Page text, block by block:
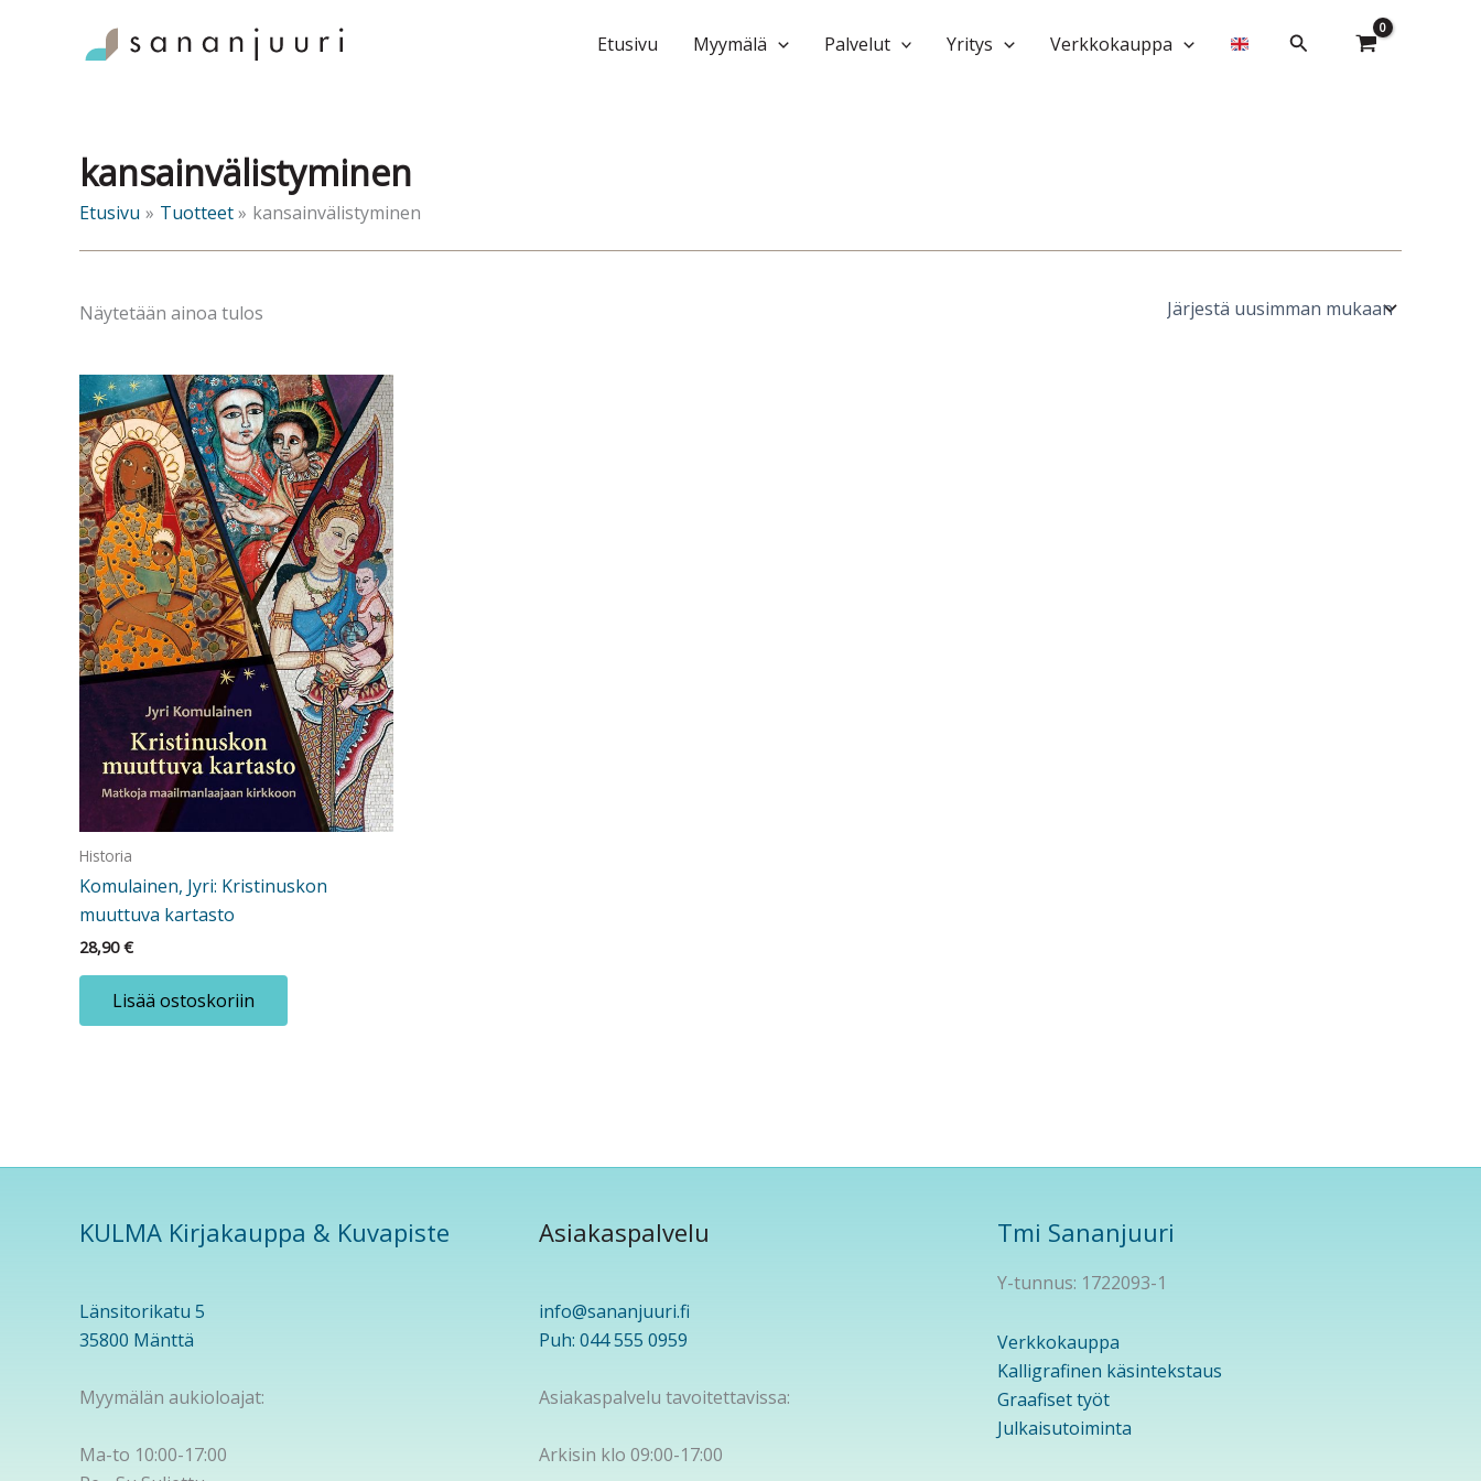
Etusivu Myymälä Palvelut Yritys Verkkokauppa Hae
kansainvälistyminen
Etusivu Tuotteet kansainvälistyminen
Näytetään ainoa tulos
Historia
Komulainen, Jyri: Kristinuskon
muuttuva kartasto
28,90€
Lisää ostoskoriin
KULMA Kirjakauppa & Kuvapiste
Länsitorikatu 5
35800 Mänttä
Myymälän aukioloajat:
Ma-to 10:00-17:00
Asiakaspalvelu
info@sananjuuri.fi
Puh: 044 555 0959
Asiakaspalvelu tavoitettavissa:
Arkisin klo 09:00-17:00
Tmi Sananjuuri
Y-tunnus: 1722093-1
Verkkokauppa
Kalligrafinen käsintekstaus
Graafiset työt
Julkaisutoiminta